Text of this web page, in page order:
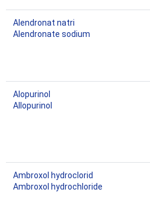
Alendronat natri
Alendronate sodium
Alopurinol
Allopurinol
Ambroxol hydroclorid
Ambroxol hydrochloride